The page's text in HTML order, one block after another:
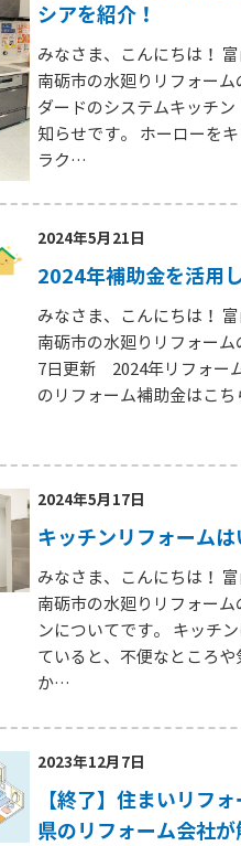
シアを紹介！
みなさま、こんにちは！
南砺市の水廻りリフォー
ダードのシステムキッチ
知らせです。 ホーローを
ラク…
2024年5月21日
2024年補助金を活用
みなさま、こんにちは！
南砺市の水廻りリフォー
7日更新 2024年リフォー
のリフォーム補助金はこ
2024年5月17日
キッチンリフォーム
みなさま、こんにちは！
南砺市の水廻りリフォー
ンについてです。 キッチ
ていると、不便なところ
か…
2023年12月7日
【終了】住まいリフ
県のリフォーム会社が